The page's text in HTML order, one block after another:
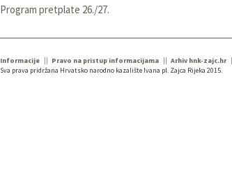
Program pretplate 26./27.
Informacije Pravo na pristup informacijama Arhiv hnk-zajc.hr
Sva prava pridržana Hrvatsko narodno kazalište Ivana pl. Zajca Rijeka 2015.